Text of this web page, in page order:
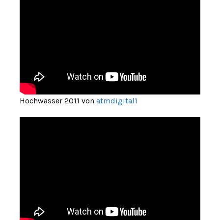
Hochwasser 2011 von atmdigital1